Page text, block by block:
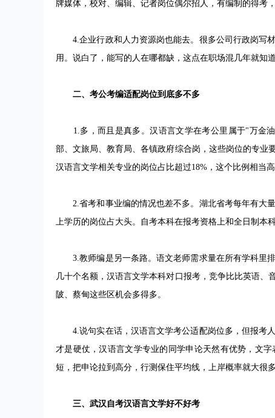
牌媒体，校对、编辑、记者岗位偶尔招人，有编制的得考
4.企业行政和人力资源岗也能去。很多公司行政岗写
用。说白了，能写的人在哪都缺，这点在职场混几年就知道
二、考公考编适配岗位到底多不多
1.多，而且是真多。汉语言文学在考公里属于"万金油
部、文旅局、教育局、各镇政府综合岗，这些岗位的专业
汉语言文学相关专业的岗位占比超过18%，这个比例相当高
2.省考和事业编的情况也差不多。湖北省考每年有大
上学历的岗位占大头。自考本科在报考资格上和全日制本
3.教师编是另一条路。语文老师需求量在所有学科里
几十个名额，汉语言文学本科对口报考，竞争比比英语
陂、蔡甸这些区机会多得多。
4.说句实在话，汉语言文学考公适配岗位多，但报考
才是硬仗，汉语言文学专业的同学申论天然有优势，文
短，把申论拉到高分，行测保住平均线，上岸概率就大很多
三、武汉自考汉语言文学好不好考